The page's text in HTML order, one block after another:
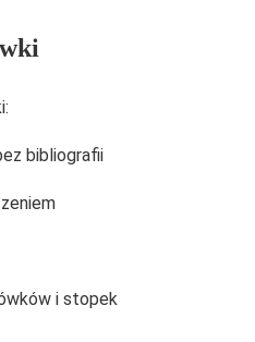
bibliografii
i stopek